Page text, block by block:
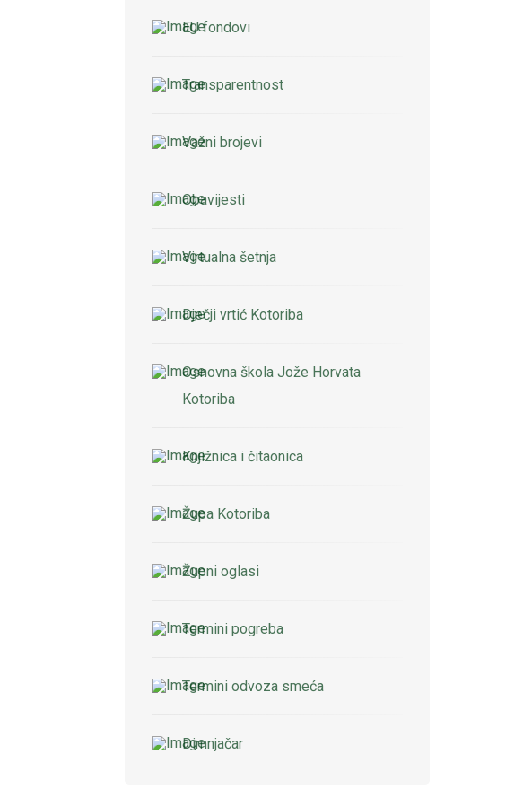
EU fondovi
Transparentnost
Važni brojevi
Obavijesti
Virtualna šetnja
Dječji vrtić Kotoriba
Osnovna škola Jože Horvata
Kotoriba
Knjižnica i čitaonica
Župa Kotoriba
Župni oglasi
Termini pogreba
Termini odvoza smeća
Dimnjačar